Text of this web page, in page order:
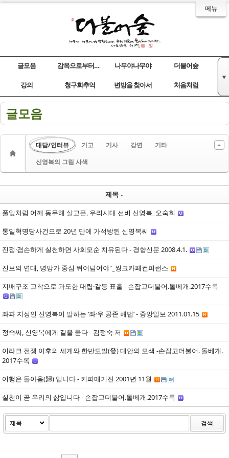
메뉴
글모음 감옥으로부터의 사색 나무야나무야 더불어숲
강의
▼
청구회추억
변방을 찾아서 처음처럼
글모음
대담/인터뷰 기고 기사 강연
기타
신영복의 그림 사색
제목
풀잎처럼 어깨 동무해 살고픈, 우리시대 선비 신영복_오숙희
통일혁명당사건으로 20년 만에 가석방된 신영복씨
진정·겸손하게 실천하면 사회모순 치유된다 - 경향신문 2008.4.1.
진보의 연대, 명망가 중심 뛰어넘어야"_씽크카페컨퍼런스
지배구조 고착으로 과도한 대립·갈등 표출 - 손잡고더불어.돌베개.2017수록
좌파 지성인 신영복이 말하는 ‘좌·우 공존 해법’ - 중앙일보 2011.01.15
정숙씨, 신영복에게 길을 묻다 - 김정숙 저
이라크 전쟁 이후의 세계와 한반도발(發) 대안의 모색 -손잡고더불어. 돌베개.
2017수록
여행은 돌아옴(歸) 입니다 - 커피매거진 2001년 11월
실천이 곧 우리의 삶입니다 - 손잡고더불어.돌베개.2017수록
검색
Sketchbook5, 스케치북5
Sketchbook5, 스케치북5
Sketchbook5, 스케치북5
Sketchbook5, 스케치북5